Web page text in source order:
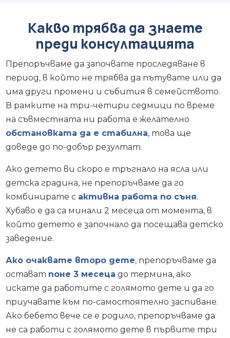
Какво трябва да знаете
преди консултацията
Препоръчваме да започвате проследяване в
период, в който не трябва да пътувате или да
има други промени и събития в семейството.
В рамките на три-четири седмици по време
на съвместната ни работа е желателно
обстановката да е стабилна, това ще
доведе до по-добър резултат.
Ако детето ви скоро е тръгнало на ясла или
детска градина, не препоръчваме да го
комбинирате с активна работа по съня.
Хубаво е да са минали 2 месеца от момента, в
който детето е започнало да посещава детско
заведение.
Ако очаквате второ дете, препоръчваме да
остават поне 3 месеца до термина, ако
искате да работите с голямото дете и да го
приучавате към по-самостоятелно заспиване.
Ако бебето вече се е родило, препоръчваме да
не са работи с голямото дете в първите три